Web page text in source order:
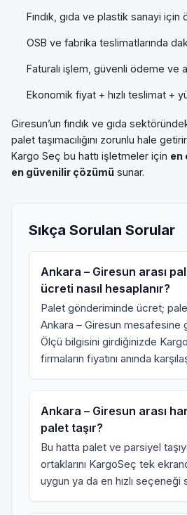
Fındık, gıda ve plastik sanayi için
OSB ve fabrika teslimatlarında
Faturalı işlem, güvenli ödeme ve
Ekonomik fiyat + hızlı teslimat +
Giresun’un fındık ve gıda
palet taşımacılığını zorunlu hale getirir.
Kargo Seç bu hattı işletmeler için en
en güvenilir çözümü sunar.
Sıkça Sorulan Sorular
Ankara – Giresun arası
ücreti nasıl hesaplanır?
Palet gönderiminde ücret;
Ankara – Giresun mesafesine
Ölçü bilgisini girdiğinizde
firmaların fiyatını anında
Ankara – Giresun arası
palet taşır?
Bu hatta palet ve parsiyel
ortaklarını KargoSeç tek
uygun ya da en hızlı seçeneği